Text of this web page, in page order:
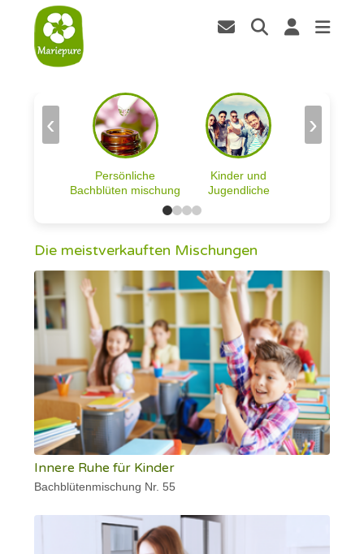
Persönliche
Bachblüten mischung
Kinder und
Jugendliche
‹ ›
Die meistverkauften Mischungen
Innere Ruhe für Kinder
Bachblütenmischung Nr. 55